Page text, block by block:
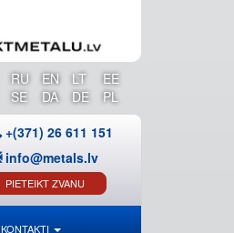
RU EN LT
EE
SE DA DE PL
+(371) 26 611 151
info@metals.lv
PIETEIKT ZVANU
KONTAKTI